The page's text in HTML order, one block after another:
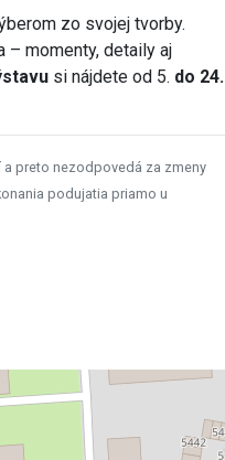
zo svojej tvorby.
– momenty, detaily aj
si nájdete od 5. do 24.
preto nezodpovedá za zmeny
podujatia priamo u